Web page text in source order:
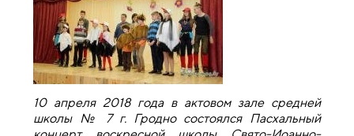
10 апреля 2018 года в актовом зале средней
школы № 7 г. Гродно состоялся Пасхальный